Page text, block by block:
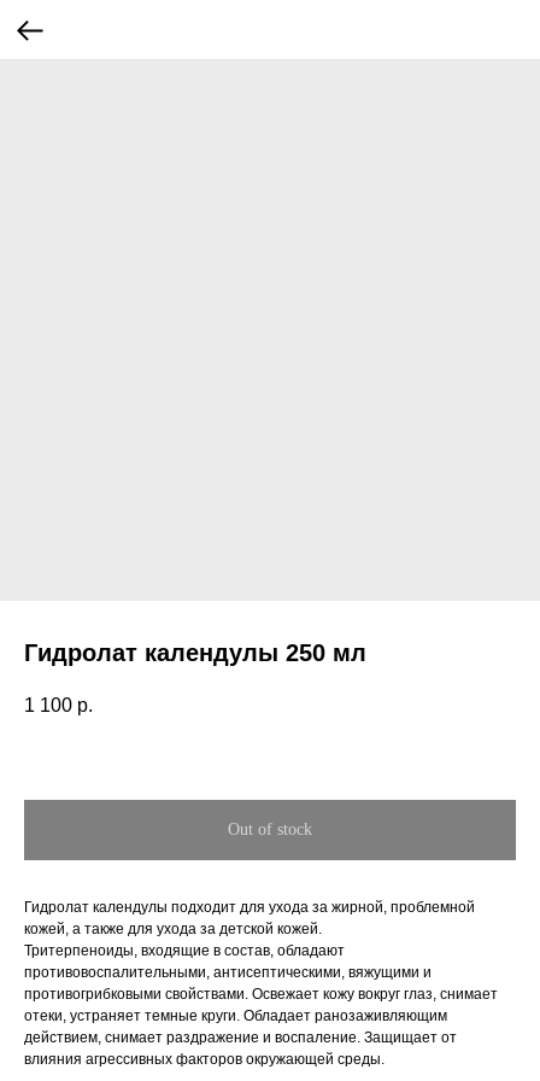
Гидролат календулы 250 мл
1 100 р.
Out of stock
Гидролат календулы подходит для ухода за жирной, проблемной
кожей, а также для ухода за детской кожей.
Тритерпеноиды, входящие в состав, обладают
противовоспалительными, антисептическими, вяжущими и
противогрибковыми свойствами. Освежает кожу вокруг глаз, снимает
отеки, устраняет темные круги. Обладает ранозаживляющим
действием, снимает раздражение и воспаление. Защищает от
влияния агрессивных факторов окружающей среды.